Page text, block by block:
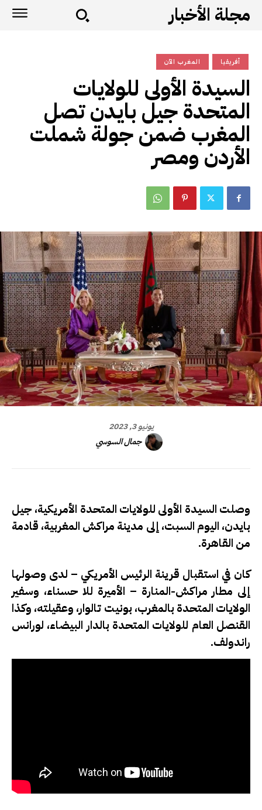
مجلة الأخبار
أفريقيا المغرب الآن
السيدة الأولى للولايات
المتحدة جيل بايدن تصل
المغرب ضمن جولة شملت
الأردن ومصر
يونيو 3, 2023
جمال السوسي
وصلت السيدة الأولى للولايات المتحدة الأمريكية، جيل
بايدن، اليوم السبت، إلى مدينة مراكش المغربية، قادمة
من القاهرة.
كان في استقبال قرينة الرئيس الأمريكي – لدى وصولها
إلى مطار مراكش-المنارة – الأميرة للا حسناء، وسفير
الولايات المتحدة بالمغرب، بونيت تالوار، وعقيلته، وكذا
القنصل العام للولايات المتحدة بالدار البيضاء، لورانس
راندولف.